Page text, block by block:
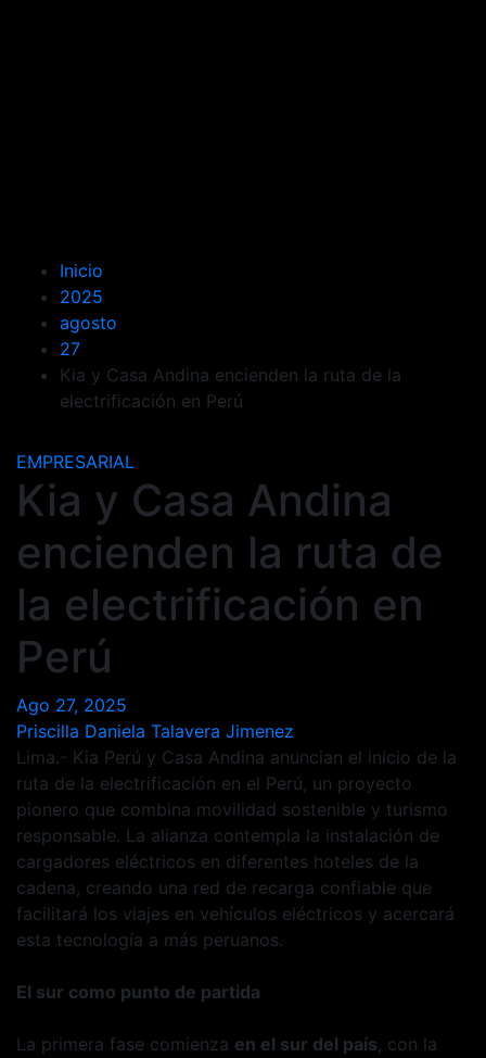
Inicio
2025
agosto
27
Kia y Casa Andina encienden la ruta de la
electrificación en Perú
EMPRESARIAL
Kia y Casa Andina
encienden la ruta de
la electrificación en
Perú
Ago 27, 2025
Priscilla Daniela Talavera Jimenez
Lima.- Kia Perú y Casa Andina anuncian el inicio de la
ruta de la electrificación en el Perú, un proyecto
pionero que combina movilidad sostenible y turismo
responsable. La alianza contempla la instalación de
cargadores eléctricos en diferentes hoteles de la
cadena, creando una red de recarga confiable que
facilitará los viajes en vehículos eléctricos y acercará
esta tecnología a más peruanos.
El sur como punto de partida
La primera fase comienza en el sur del país, con la